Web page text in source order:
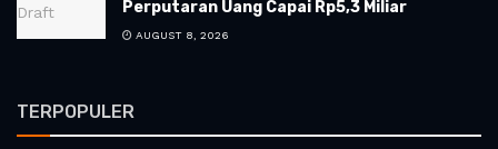
Perputaran Uang Capai Rp5,3 Miliar
AUGUST 8, 2026
TERPOPULER